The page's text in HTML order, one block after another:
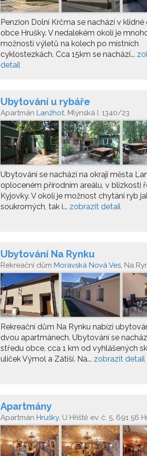
Penzion Dolní Krčma se nachází v klidné
obce Hrušky. V nedalekém okolí je
možností výletů na kolech po místních
cyklostezkách. Cca 15km se nachází...
detail
Ubytování u rybáře
Apartmán Lanžhot, Mlýnská I. 1340/23
Ubytování se nachází na okraji města
oploceném přírodním areálu, v blízkosti
Kyjovky. V okolí je možnost chytání ryb
soukromých, tak i... zobrazit detail
Ubytování Na Rynku
Rekreační dům Moravská Nová Ves, Na
691 55 Moravská Nová Ves
Rekreační dům Na Rynku nabízí
dvou apartmánech. Ubytování se
středu obce, cca 1 km od vyhlášených
uliček Výmol a Zátiší. Na... zobrazit detail
Apartmány
Apartmán Hrušky, U Hřiště ev. č. 5, 691 56